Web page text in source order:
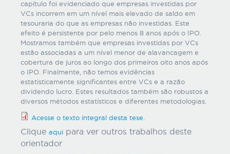
capítulo foi evidenciado que empresas investidas por
VCs incorrem em um nível mais elevado de saldo em
tesouraria do que as empresas não investidas. Este
efeito é persistente por pelo menos 8 anos após o IPO.
Mostramos também que empresas investidas por VCs
estão associadas a um nível menor de alavancagem e
cobertura de juros ao longo dos primeiros oito anos após
o IPO. Finalmente, não temos evidências
estatisticamente significantes entre VCs e a razão
dividendo lucro. Estes resultados também são robustos a
diversos métodos estatísticos e diferentes metodologias.
Acesse o texto integral desta tese.
Clique aqui para ver outros trabalhos deste
orientador